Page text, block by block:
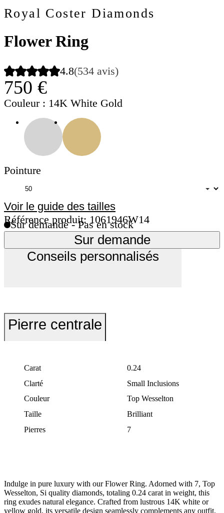
Royal Coster Diamonds
Flower Ring
4.8(534 avis)
750 €
Couleur : 14K White Gold
Pointure
Voir le guide des tailles
Référence produit: 1061946W14
Sur demande - Pas en stock
Sur demande
Conseils personnalisés
Pierre centrale
Carat
0.24
Clarté
Small Inclusions
Couleur
Top Wesselton
Taille
Brilliant
Pierres
7
Indulge in pure luxury with our Flower Ring. Adorned with 7, Top
Wesselton, Si quality diamonds, totaling 0.24 carat in weight, this
ring exudes natural elegance. Crafted from lustrous 14K white or
yellow gold, its versatile design seamlessly complements any outfit,